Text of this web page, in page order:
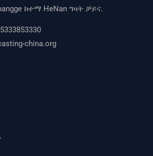
ከተማ HeNan ግዛት ቻይና.
china.org